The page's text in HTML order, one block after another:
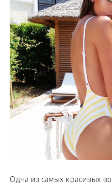
Одна из самых красивых